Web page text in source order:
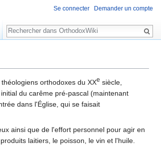
orthodoxes du XXe siècle,
du carême pré-pascal (maintenant
dans l'Église, qui se faisait
ainsi que de l'effort personnel pour agir en
laitiers, le poisson, le vin et l'huile.
Se connecter Demander un compte
Rechercher